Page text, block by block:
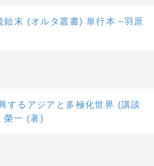
末 (オルタ叢書) 単行本 –羽原
するアジアと多極化世界 (講談
榮一 (著)